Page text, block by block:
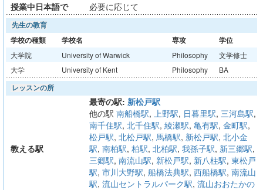
授業中日本語で
必要に応じて
先生の教育
学校の種類 学校名 専攻 学位
大学院 University of Warwick Philosophy
文学修士
大学
University of Kent Philosophy BA
レッスンの所
教える駅
最寄の駅: 新松戸駅
他の駅 南船橋駅, 上野駅, 日暮里駅, 三河島駅,
南千住駅, 北千住駅, 綾瀬駅, 亀有駅, 金町駅,
松戸駅, 北松戸駅, 馬橋駅, 新松戸駅, 北小金
駅, 南柏駅, 柏駅, 北柏駅, 我孫子駅, 新三郷駅,
三郷駅, 南流山駅, 新松戸駅, 新八柱駅, 東松戸
駅, 市川大野駅, 船橋法典駅, 西船橋駅, 南流山
駅, 流山セントラルパーク駅, 流山おおたかの